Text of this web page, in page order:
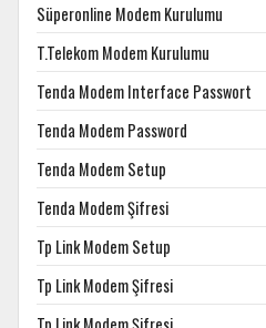
Süperonline Modem Kurulumu
T.Telekom Modem Kurulumu
Tenda Modem Interface Passwort
Tenda Modem Password
Tenda Modem Setup
Tenda Modem Şifresi
Tp Link Modem Setup
Tp Link Modem Şifresi